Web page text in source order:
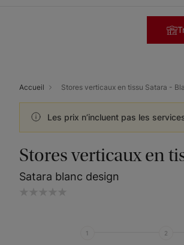
Accueil Stores verticaux en tissu Satara -
Les prix n’incluent pas les
Stores verticaux en
Satara blanc design
1 2